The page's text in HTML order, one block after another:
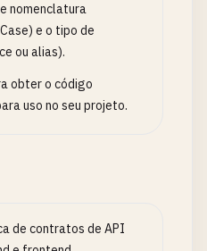
nomenclatura
e o tipo de
ou alias).
obter o código
uso no seu projeto.
de contratos de API